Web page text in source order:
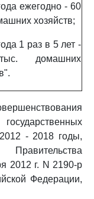
ежегодно - 60
хозяйств;
1 раз в 5 лет -
домашних
- 2018 годы,
2012 г. N 2190-р
Федерации,